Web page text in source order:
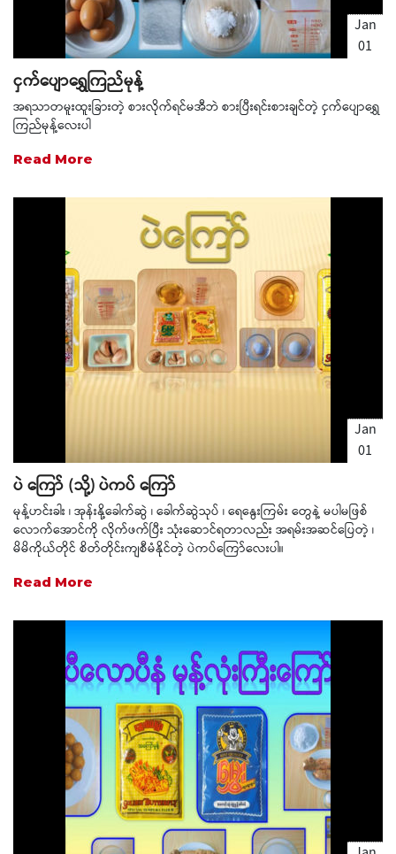
Jan
01
ငှက်ပျောရွှေကြည်မုန့်
အရသာတမူးထူးခြားတဲ့ စားလိုက်ရင်မအီဘဲ စားပြီးရင်းစားချင်တဲ့ ငှက်ပျောရွှေ
ကြည်မုန့်လေးပါ
Read More
Jan
01
ပဲ ကြော် (သို့) ပဲကပ် ကြော်
မုန့်ဟင်းခါး ၊ အုန်းနို့ခေါက်ဆွဲ ၊ ခေါက်ဆွဲသုပ် ၊ ရေနွေးကြမ်း တွေနဲ့ မပါမဖြစ်
လောက်အောင်ကို လိုက်ဖက်ပြီး သုံးဆောင်ရတာလည်း အရမ်းအဆင်ပြေတဲ့ ၊
မိမိကိုယ်တိုင် စိတ်တိုင်းကျစီမံနိုင်တဲ့ ပဲကပ်ကြော်လေးပါ။
Read More